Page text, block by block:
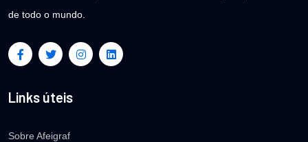
de todo o mundo.
Links úteis
Sobre Afeigraf